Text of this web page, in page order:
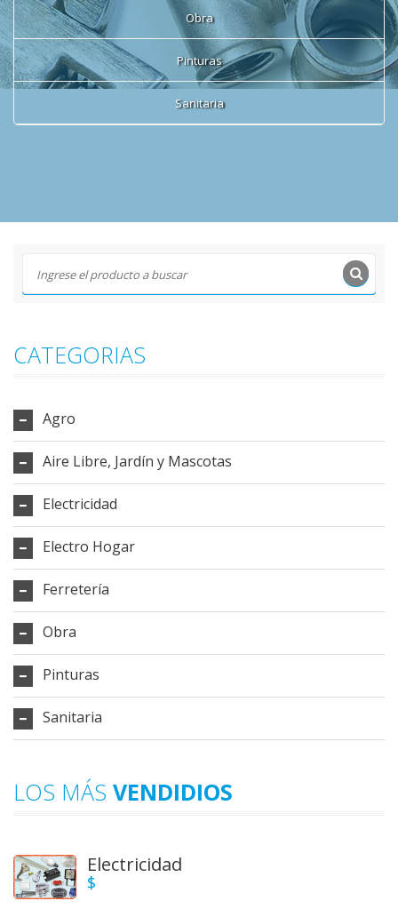
Obra
Pinturas
Sanitaria
CATEGORIAS
Agro
Aire Libre, Jardín y Mascotas
Electricidad
Electro Hogar
Ferretería
Obra
Pinturas
Sanitaria
LOS MÁS VENDIDIOS
Electricidad
$